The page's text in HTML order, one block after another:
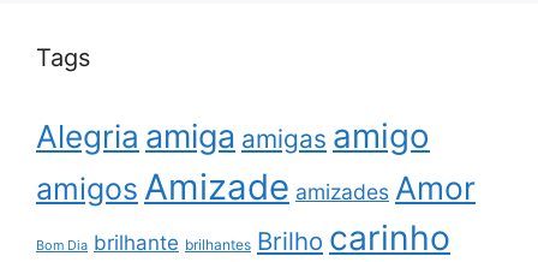
Tags
Alegria amiga amigas amigo
amigos Amizade amizades Amor
Bom Dia brilhante brilhantes Brilho carinho